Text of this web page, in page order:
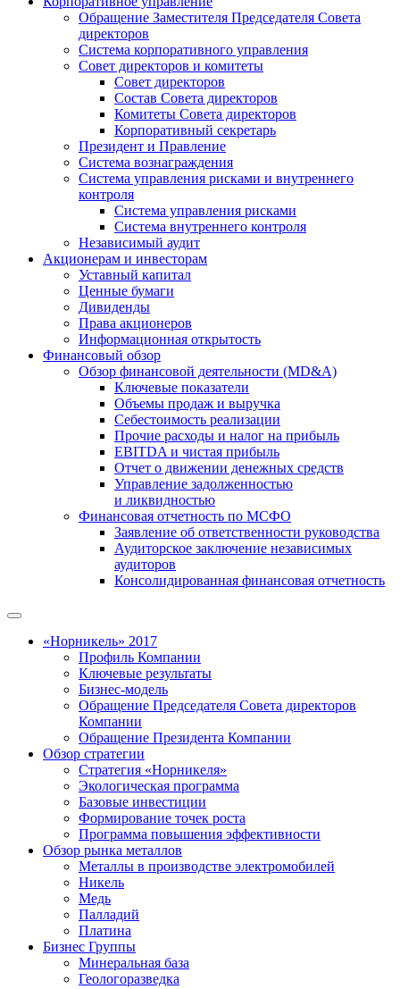
Обращение Заместителя Председателя Совета
директоров
Система корпоративного управления
Совет директоров и комитеты
Совет директоров
Состав Совета директоров
Комитеты Совета директоров
Корпоративный секретарь
Президент и Правление
Система вознаграждения
Система управления рисками и внутреннего
контроля
Система управления рисками
Система внутреннего контроля
Независимый аудит
Акционерам и инвесторам
Уставный капитал
Ценные бумаги
Дивиденды
Права акционеров
Информационная открытость
Финансовый обзор
Обзор финансовой деятельности (MD&A)
Ключевые показатели
Объемы продаж и выручка
Себестоимость реализации
Прочие расходы и налог на прибыль
EBITDA и чистая прибыль
Отчет о движении денежных средств
Управление задолженностью
и ликвидностью
Финансовая отчетность по МСФО
Заявление об ответственности руководства
Аудиторское заключение независимых
аудиторов
Консолидированная финансовая отчетность
«Норникель» 2017
Профиль Компании
Ключевые результаты
Бизнес-модель
Обращение Председателя Совета директоров
Компании
Обращение Президента Компании
Обзор стратегии
Стратегия «Норникеля»
Экологическая программа
Базовые инвестиции
Формирование точек роста
Программа повышения эффективности
Обзор рынка металлов
Металлы в производстве электромобилей
Никель
Медь
Палладий
Платина
Бизнес Группы
Минеральная база
Геологоразведка